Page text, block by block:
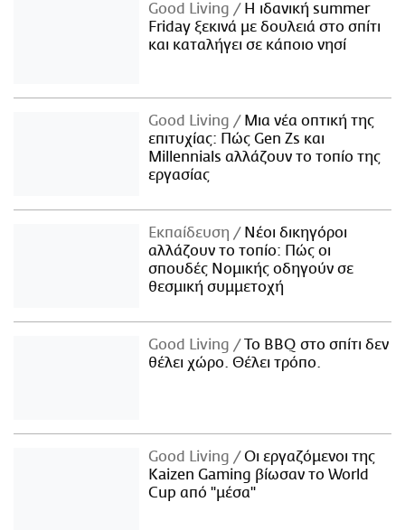
Good Living
Η ιδανική summer
Friday ξεκινά με δουλειά στο σπίτι
και καταλήγει σε κάποιο νησί
Good Living
Μια νέα οπτική της
επιτυχίας: Πώς Gen Zs και
Millennials αλλάζουν το τοπίο της
εργασίας
Εκπαίδευση
Νέοι δικηγόροι
αλλάζουν το τοπίο: Πώς οι
σπουδές Νομικής οδηγούν σε
θεσμική συμμετοχή
Good Living
Το BBQ στο σπίτι δεν
θέλει χώρο. Θέλει τρόπο.
Good Living
Οι εργαζόμενοι της
Kaizen Gaming βίωσαν το World
Cup από "μέσα"